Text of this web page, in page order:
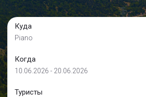
Куда
Piano
Когда
10.06.2026 - 20.06.2026
Туристы